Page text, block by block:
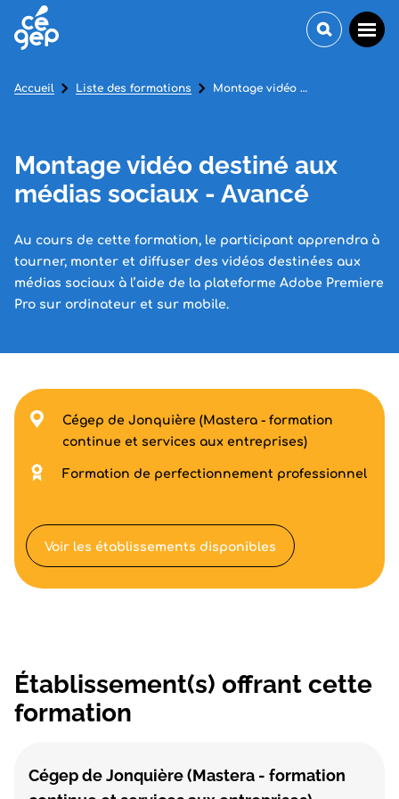
Montage vidéo destiné aux
médias sociaux - Avancé
Au cours de cette formation, le participant apprendra à
tourner, monter et diffuser des vidéos destinées aux
médias sociaux à l’aide de la plateforme Adobe Premiere
Pro sur ordinateur et sur mobile.
Accueil Liste des formations Montage vidéo destiné aux médias sociaux - Avancé
Cégep de Jonquière (Mastera - formation
continue et services aux entreprises)
Formation de perfectionnement professionnel
Voir les établissements disponibles
Établissement(s) offrant cette
formation
Cégep de Jonquière (Mastera - formation